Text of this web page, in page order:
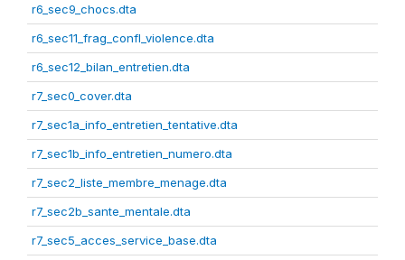
r6_sec9_chocs.dta
r6_sec11_frag_confl_violence.dta
r6_sec12_bilan_entretien.dta
r7_sec0_cover.dta
r7_sec1a_info_entretien_tentative.dta
r7_sec1b_info_entretien_numero.dta
r7_sec2_liste_membre_menage.dta
r7_sec2b_sante_mentale.dta
r7_sec5_acces_service_base.dta